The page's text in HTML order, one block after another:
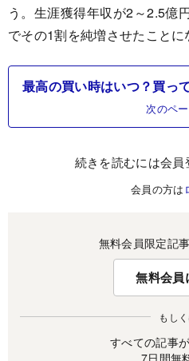
う。生涯獲得年収が2～2.5億
でその1割を純増させたことに
最高の買い時はいつ？買っ
次のペ
続きを読むには会員
会員の方は
無料会員限定記
無料会員
もし
すべての記事
7日間無